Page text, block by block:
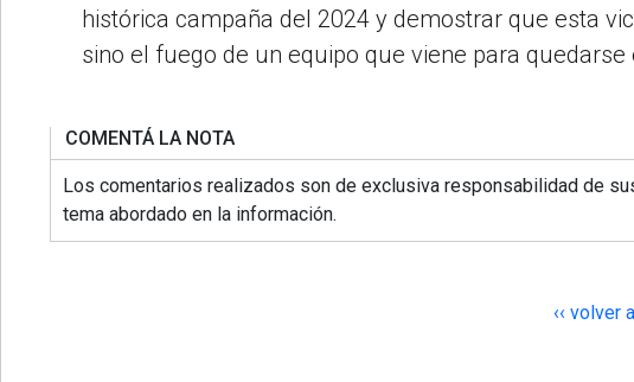
histórica campaña del 2024 y demostrar que esta
sino el fuego de un equipo que viene para
COMENTÁ LA NOTA
Los comentarios realizados son de exclusiva responsabilidad de
tema abordado en la información.
‹‹ volver